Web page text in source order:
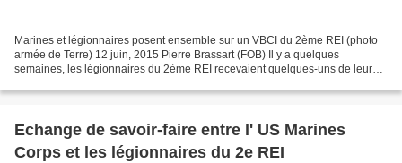
Marines et légionnaires posent ensemble sur un VBCI du 2ème REI (photo
armée de Terre) 12 juin, 2015 Pierre Brassart (FOB) Il y a quelques
semaines, les légionnaires du 2ème REI recevaient quelques-uns de leurs
Echange de savoir-faire entre l' US Marines
Corps et les légionnaires du 2e REI